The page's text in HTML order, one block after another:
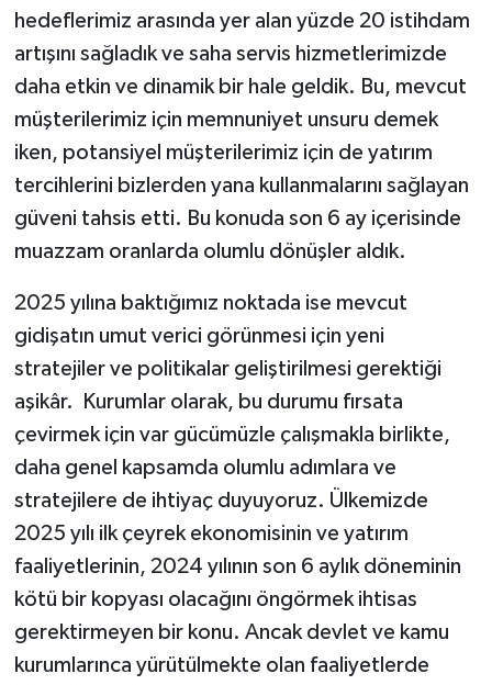
hedeflerimiz arasında yer alan yüzde 20 istihdam
artışını sağladık ve saha servis hizmetlerimizde
daha etkin ve dinamik bir hale geldik. Bu, mevcut
müşterilerimiz için memnuniyet unsuru demek
iken, potansiyel müşterilerimiz için de yatırım
tercihlerini bizlerden yana kullanmalarını sağlayan
güveni tahsis etti. Bu konuda son 6 ay içerisinde
muazzam oranlarda olumlu dönüşler aldık.
2025 yılına baktığımız noktada ise mevcut
gidişatın umut verici görünmesi için yeni
stratejiler ve politikalar geliştirilmesi gerektiği
aşikâr. Kurumlar olarak, bu durumu fırsata
çevirmek için var gücümüzle çalışmakla birlikte,
daha genel kapsamda olumlu adımlara ve
stratejilere de ihtiyaç duyuyoruz. Ülkemizde
2025 yılı ilk çeyrek ekonomisinin ve yatırım
faaliyetlerinin, 2024 yılının son 6 aylık döneminin
kötü bir kopyası olacağını öngörmek ihtisas
gerektirmeyen bir konu. Ancak devlet ve kamu
kurumlarınca yürütülmekte olan faaliyetlerde